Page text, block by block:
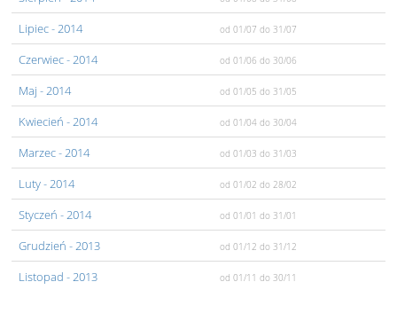
Lipiec- 2014 od 01/07 do 31/07
Czerwiec- 2014 od 01/06 do 30/06
Maj - 2014 od 01/05 do 31/05
Kwiecień - 2014 od 01/04 do 30/04
Marzec- 2014 od 01/03 do 31/03
Luty- 2014 od 01/02 do 28/02
Styczeń - 2014 od 01/01 do 31/01
Grudzień - 2013 od 01/12 do 31/12
Listopad - 2013 od 01/11 do 30/11